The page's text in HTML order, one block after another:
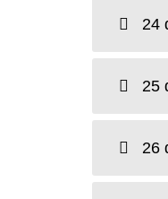
24
25
26